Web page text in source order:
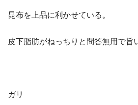
昆布を上品に利かせている。
皮下脂肪がねっちりと問答無用で旨
ガリ